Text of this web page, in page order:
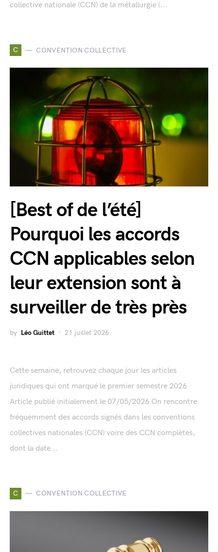
collective nationale (CCN) de la métallurgie (...
C CONVENTION COLLECTIVE
[Best of de l’été]
Pourquoi les accords
CCN applicables selon
leur extension sont à
surveiller de très près
by Léo Guittet 21 juillet 2026
Cette semaine, retrouvez chaque jour les articles
juridiques qui ont marqué le premier semestre 2026
Article publié initialement le 07/05/2026 On rencontre
fréquemment des accords signés dans les conventions
collectives nationales (CCN) voire des CCN complètes,
dont la date...
C CONVENTION COLLECTIVE